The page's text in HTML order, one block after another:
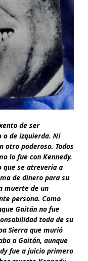
de ser
o de izquierda. Ni
otro poderoso. Todos
lo fue con Kennedy.
que se atrevería a
de dinero para su
muerte de un
persona. Como
Gaitán no fue
toda de su
Sierra que murió
a Gaitán, aunque
fue a juicio primero